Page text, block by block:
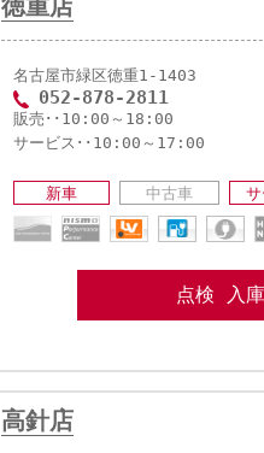
徳重店
名古屋市緑区徳重1-1403
052-878-2811
販売･･10:00～18:00
サービス･･10:00～17:00
新車 中古車 サ
点検 入
高針店